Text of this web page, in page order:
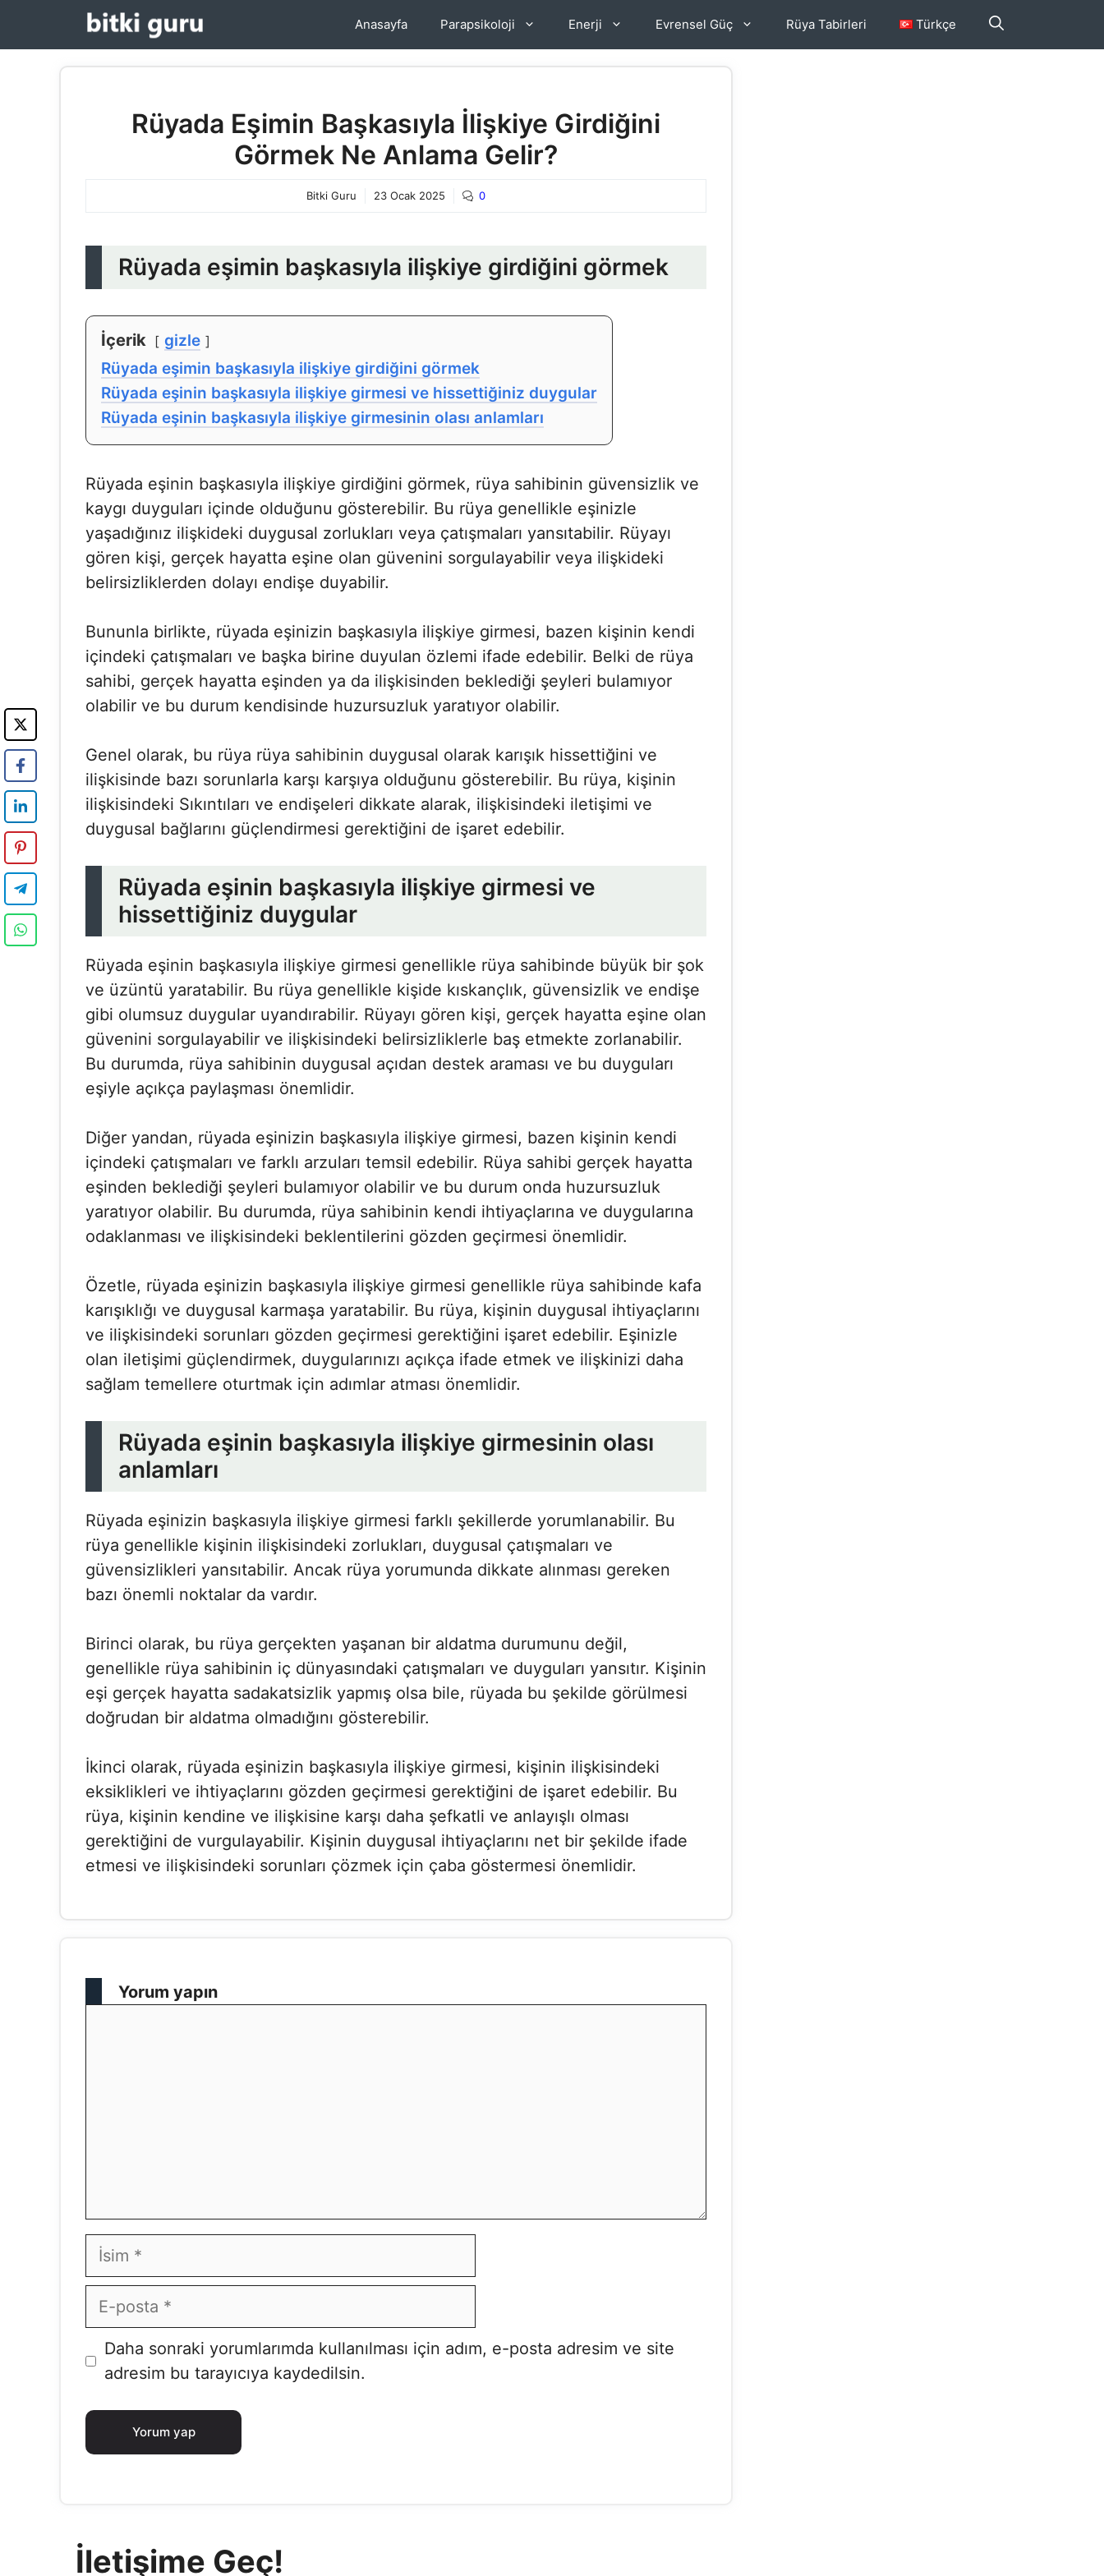
Anasayfa Parapsikoloji Enerji Evrensel Güç Rüya Tabirleri Türkçe
Rüyada Eşimin Başkasıyla İlişkiye Girdiğini
Görmek Ne Anlama Gelir?
Bitki Guru 23 Ocak 2025 0
Rüyada eşimin başkasıyla ilişkiye girdiğini görmek
İçerik
gizle
Rüyada eşimin başkasıyla ilişkiye girdiğini görmek
Rüyada eşinin başkasıyla ilişkiye girmesi ve hissettiğiniz duygular
Rüyada eşinin başkasıyla ilişkiye girmesinin olası anlamları
Rüyada eşinin başkasıyla ilişkiye girdiğini görmek, rüya sahibinin güvensizlik ve
kaygı duyguları içinde olduğunu gösterebilir. Bu rüya genellikle eşinizle
yaşadığınız ilişkideki duygusal zorlukları veya çatışmaları yansıtabilir. Rüyayı
gören kişi, gerçek hayatta eşine olan güvenini sorgulayabilir veya ilişkideki
belirsizliklerden dolayı endişe duyabilir.
Bununla birlikte, rüyada eşinizin başkasıyla ilişkiye girmesi, bazen kişinin kendi
içindeki çatışmaları ve başka birine duyulan özlemi ifade edebilir. Belki de rüya
sahibi, gerçek hayatta eşinden ya da ilişkisinden beklediği şeyleri bulamıyor
olabilir ve bu durum kendisinde huzursuzluk yaratıyor olabilir.
Genel olarak, bu rüya rüya sahibinin duygusal olarak karışık hissettiğini ve
ilişkisinde bazı sorunlarla karşı karşıya olduğunu gösterebilir. Bu rüya, kişinin
ilişkisindeki Sıkıntıları ve endişeleri dikkate alarak, ilişkisindeki iletişimi ve
duygusal bağlarını güçlendirmesi gerektiğini de işaret edebilir.
Rüyada eşinin başkasıyla ilişkiye girmesi ve
hissettiğiniz duygular
Rüyada eşinin başkasıyla ilişkiye girmesi genellikle rüya sahibinde büyük bir şok
ve üzüntü yaratabilir. Bu rüya genellikle kişide kıskançlık, güvensizlik ve endişe
gibi olumsuz duygular uyandırabilir. Rüyayı gören kişi, gerçek hayatta eşine olan
güvenini sorgulayabilir ve ilişkisindeki belirsizliklerle baş etmekte zorlanabilir.
Bu durumda, rüya sahibinin duygusal açıdan destek araması ve bu duyguları
eşiyle açıkça paylaşması önemlidir.
Diğer yandan, rüyada eşinizin başkasıyla ilişkiye girmesi, bazen kişinin kendi
içindeki çatışmaları ve farklı arzuları temsil edebilir. Rüya sahibi gerçek hayatta
eşinden beklediği şeyleri bulamıyor olabilir ve bu durum onda huzursuzluk
yaratıyor olabilir. Bu durumda, rüya sahibinin kendi ihtiyaçlarına ve duygularına
odaklanması ve ilişkisindeki beklentilerini gözden geçirmesi önemlidir.
Özetle, rüyada eşinizin başkasıyla ilişkiye girmesi genellikle rüya sahibinde kafa
karışıklığı ve duygusal karmaşa yaratabilir. Bu rüya, kişinin duygusal ihtiyaçlarını
ve ilişkisindeki sorunları gözden geçirmesi gerektiğini işaret edebilir. Eşinizle
olan iletişimi güçlendirmek, duygularınızı açıkça ifade etmek ve ilişkinizi daha
sağlam temellere oturtmak için adımlar atması önemlidir.
Rüyada eşinin başkasıyla ilişkiye girmesinin olası
anlamları
Rüyada eşinizin başkasıyla ilişkiye girmesi farklı şekillerde yorumlanabilir. Bu
rüya genellikle kişinin ilişkisindeki zorlukları, duygusal çatışmaları ve
güvensizlikleri yansıtabilir. Ancak rüya yorumunda dikkate alınması gereken
bazı önemli noktalar da vardır.
Birinci olarak, bu rüya gerçekten yaşanan bir aldatma durumunu değil,
genellikle rüya sahibinin iç dünyasındaki çatışmaları ve duyguları yansıtır. Kişinin
eşi gerçek hayatta sadakatsizlik yapmış olsa bile, rüyada bu şekilde görülmesi
doğrudan bir aldatma olmadığını gösterebilir.
İkinci olarak, rüyada eşinizin başkasıyla ilişkiye girmesi, kişinin ilişkisindeki
eksiklikleri ve ihtiyaçlarını gözden geçirmesi gerektiğini de işaret edebilir. Bu
rüya, kişinin kendine ve ilişkisine karşı daha şefkatli ve anlayışlı olması
gerektiğini de vurgulayabilir. Kişinin duygusal ihtiyaçlarını net bir şekilde ifade
etmesi ve ilişkisindeki sorunları çözmek için çaba göstermesi önemlidir.
Yorum yapın
İsim
E-
posta
İnternet
sitesi
Daha sonraki yorumlarımda kullanılması için adım, e-posta adresim ve site
adresim bu tarayıcıya kaydedilsin.
İletişime Geç!